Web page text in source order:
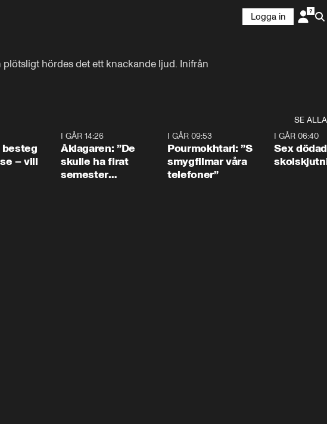
Logga in
hördes det ett knackande ljud. Inifrån
SE ALLA
– vill
I GÅR 14:26
Åklagaren: ”De
skulle ha firat
semester
I GÅR 09:53
Pourmokhtari: ”S
smygfilmar våra
telefoner”
I GÅR 06:40
Sex